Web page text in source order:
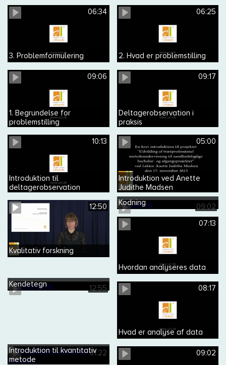
06:34
3. Problemformulering
06:25
2. Hvad er problemstilling
09:06
1. Begrundelse for
problemstilling
09:17
Deltagerobservation i
praksis
10:13
Introduktion til
deltagerobservation
05:00
Introduktion ved Anette
Judithe Madsen
12:50
Kvalitativ forskning
09:02
Kodning
07:13
Hvordan analyseres data
12:55
Kendetegn 08:17
Hvad er analyse af data
01:22
Introduktion til kvantitativ
metode
09:02